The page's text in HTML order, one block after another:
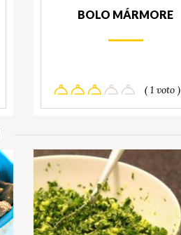
BOLO MÁRMORE
( 1 voto )